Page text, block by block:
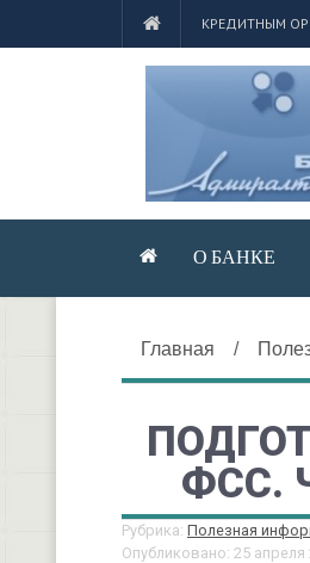
КРЕДИТНЫМ
О БАНКЕ
Главная /
ФСС.
Рубрика: Полезная
Опубликовано: 25 апреля